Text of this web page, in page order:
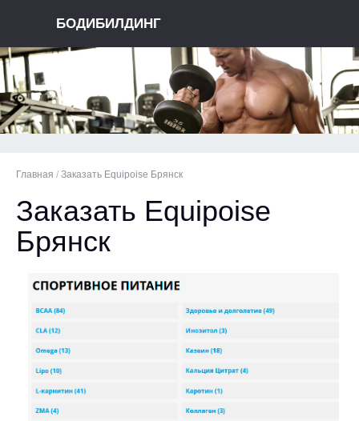
БОДИБИЛДИНГ
Главная / Заказать Equipoise Брянск
Заказать Equipoise
Брянск